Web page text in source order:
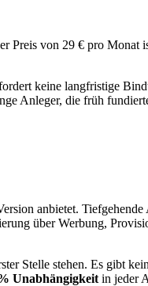
von 29 € pro Monat
keine langfristige
Anleger, die früh
anbietet.
über Werbung,
Stelle stehen. Es gibt
Unabhängigkeit in jeder